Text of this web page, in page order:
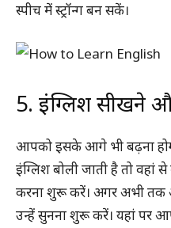
स्पीच में स्ट्रॉन्ग बन सकें।
5. इंग्लिश सीखने
आपको इसके आगे भी बढ़ना
इंग्लिश बोली जाती है तो वहां
करना शुरू करें। अगर अभी तक
उन्हें सुनना शुरू करें। यहां पर